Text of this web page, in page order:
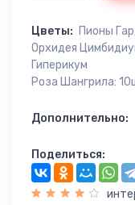
Цветы: Пионы
Орхидея
Гиперикум
Роза Шангрила:
Дополнительно:
Поделиться: